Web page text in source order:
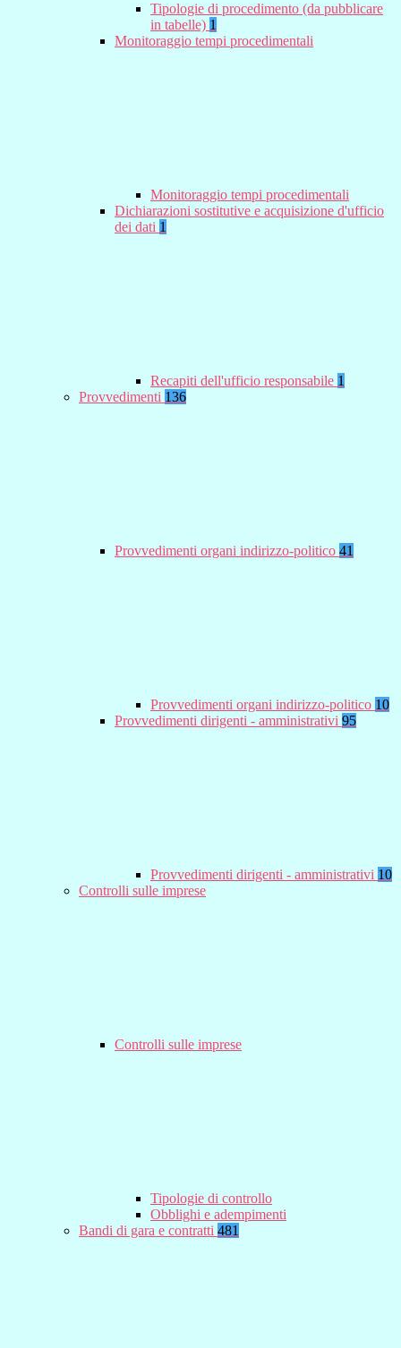
Tipologie di procedimento (da pubblicare
in tabelle) 1
Monitoraggio tempi procedimentali
Monitoraggio tempi procedimentali
Dichiarazioni sostitutive e acquisizione d'ufficio
dei dati 1
Recapiti dell'ufficio responsabile 1
Provvedimenti 136
Provvedimenti organi indirizzo-politico 41
Provvedimenti organi indirizzo-politico 10
Provvedimenti dirigenti - amministrativi 95
Provvedimenti dirigenti - amministrativi 10
Controlli sulle imprese
Controlli sulle imprese
Tipologie di controllo
Obblighi e adempimenti
Bandi di gara e contratti 481